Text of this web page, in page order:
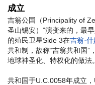
成立
吉翁公国（Principality of
圣山锡安）”演变来的，最
的殖民卫星Side 3在吉翁·
共和制，故称“吉翁共和国”
地球神圣化、特权化的做法。
共和国于U.C.0058年成立